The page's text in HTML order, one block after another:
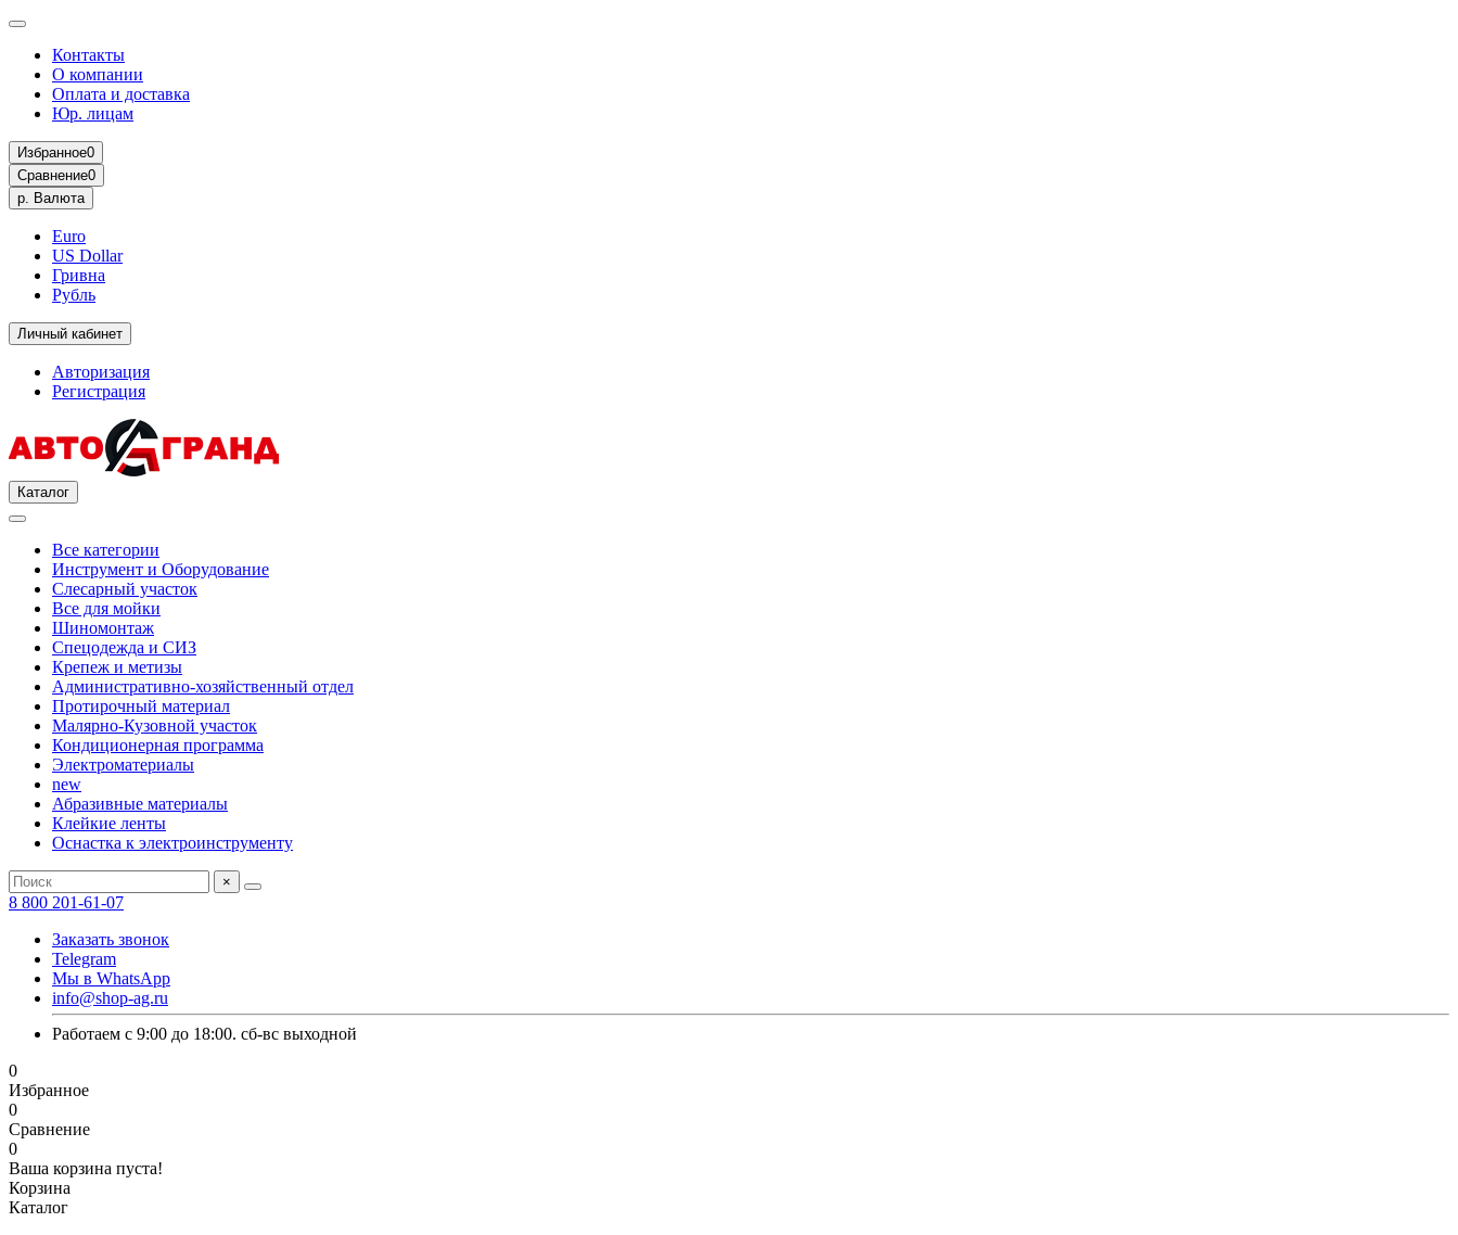
Контакты
О компании
Оплата и доставка
Юр. лицам
Избранное0
Сравнение0
р. Валюта
Euro
US Dollar
Гривна
Рубль
Личный кабинет
Авторизация
Регистрация
Каталог
Все категории
Инструмент и Оборудование
Слесарный участок
Все для мойки
Шиномонтаж
Спецодежда и СИЗ
Крепеж и метизы
Административно-хозяйственный отдел
Протирочный материал
Малярно-Кузовной участок
Кондиционерная программа
Электроматериалы
new
Абразивные материалы
Клейкие ленты
Оснастка к электроинструменту
×
8 800 201-61-07
Заказать звонок
Telegram
Мы в WhatsApp
info@shop-ag.ru
Работаем с 9:00 до 18:00. сб-вс выходной
0
Избранное
0
Сравнение
0
Ваша корзина пуста!
Корзина
Каталог